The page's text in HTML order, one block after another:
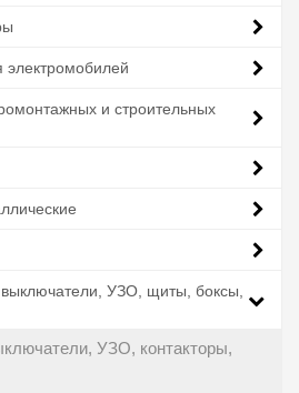
электромобилей
и строительных
УЗО, щиты, боксы,
УЗО, контакторы,